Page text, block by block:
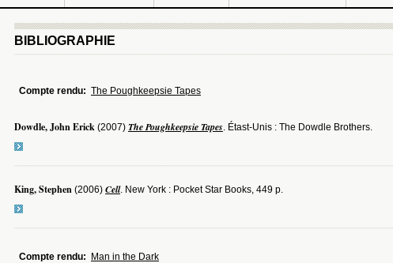
BIBLIOGRAPHIE
Compte rendu: The Poughkeepsie Tapes
Dowdle, John Erick (2007) The Poughkeepsie Tapes. Étast-Unis : The Dowdle Brothers.
King, Stephen (2006) Cell. New York : Pocket Star Books, 449 p.
Compte rendu: Man in the Dark